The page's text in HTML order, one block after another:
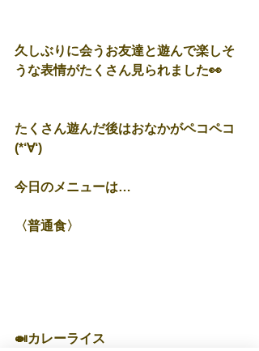
久しぶりに会うお友達と遊んで楽しそ
うな表情がたくさん見られました👀
たくさん遊んだ後はおなかがペコペコ
(*‘∀‘)
今日のメニューは…
〈普通食〉
🍛カレーライス